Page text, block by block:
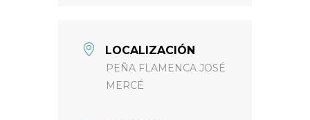
LOCALIZACIÓN
PEÑA FLAMENCA JOSÉ
MERCÉ